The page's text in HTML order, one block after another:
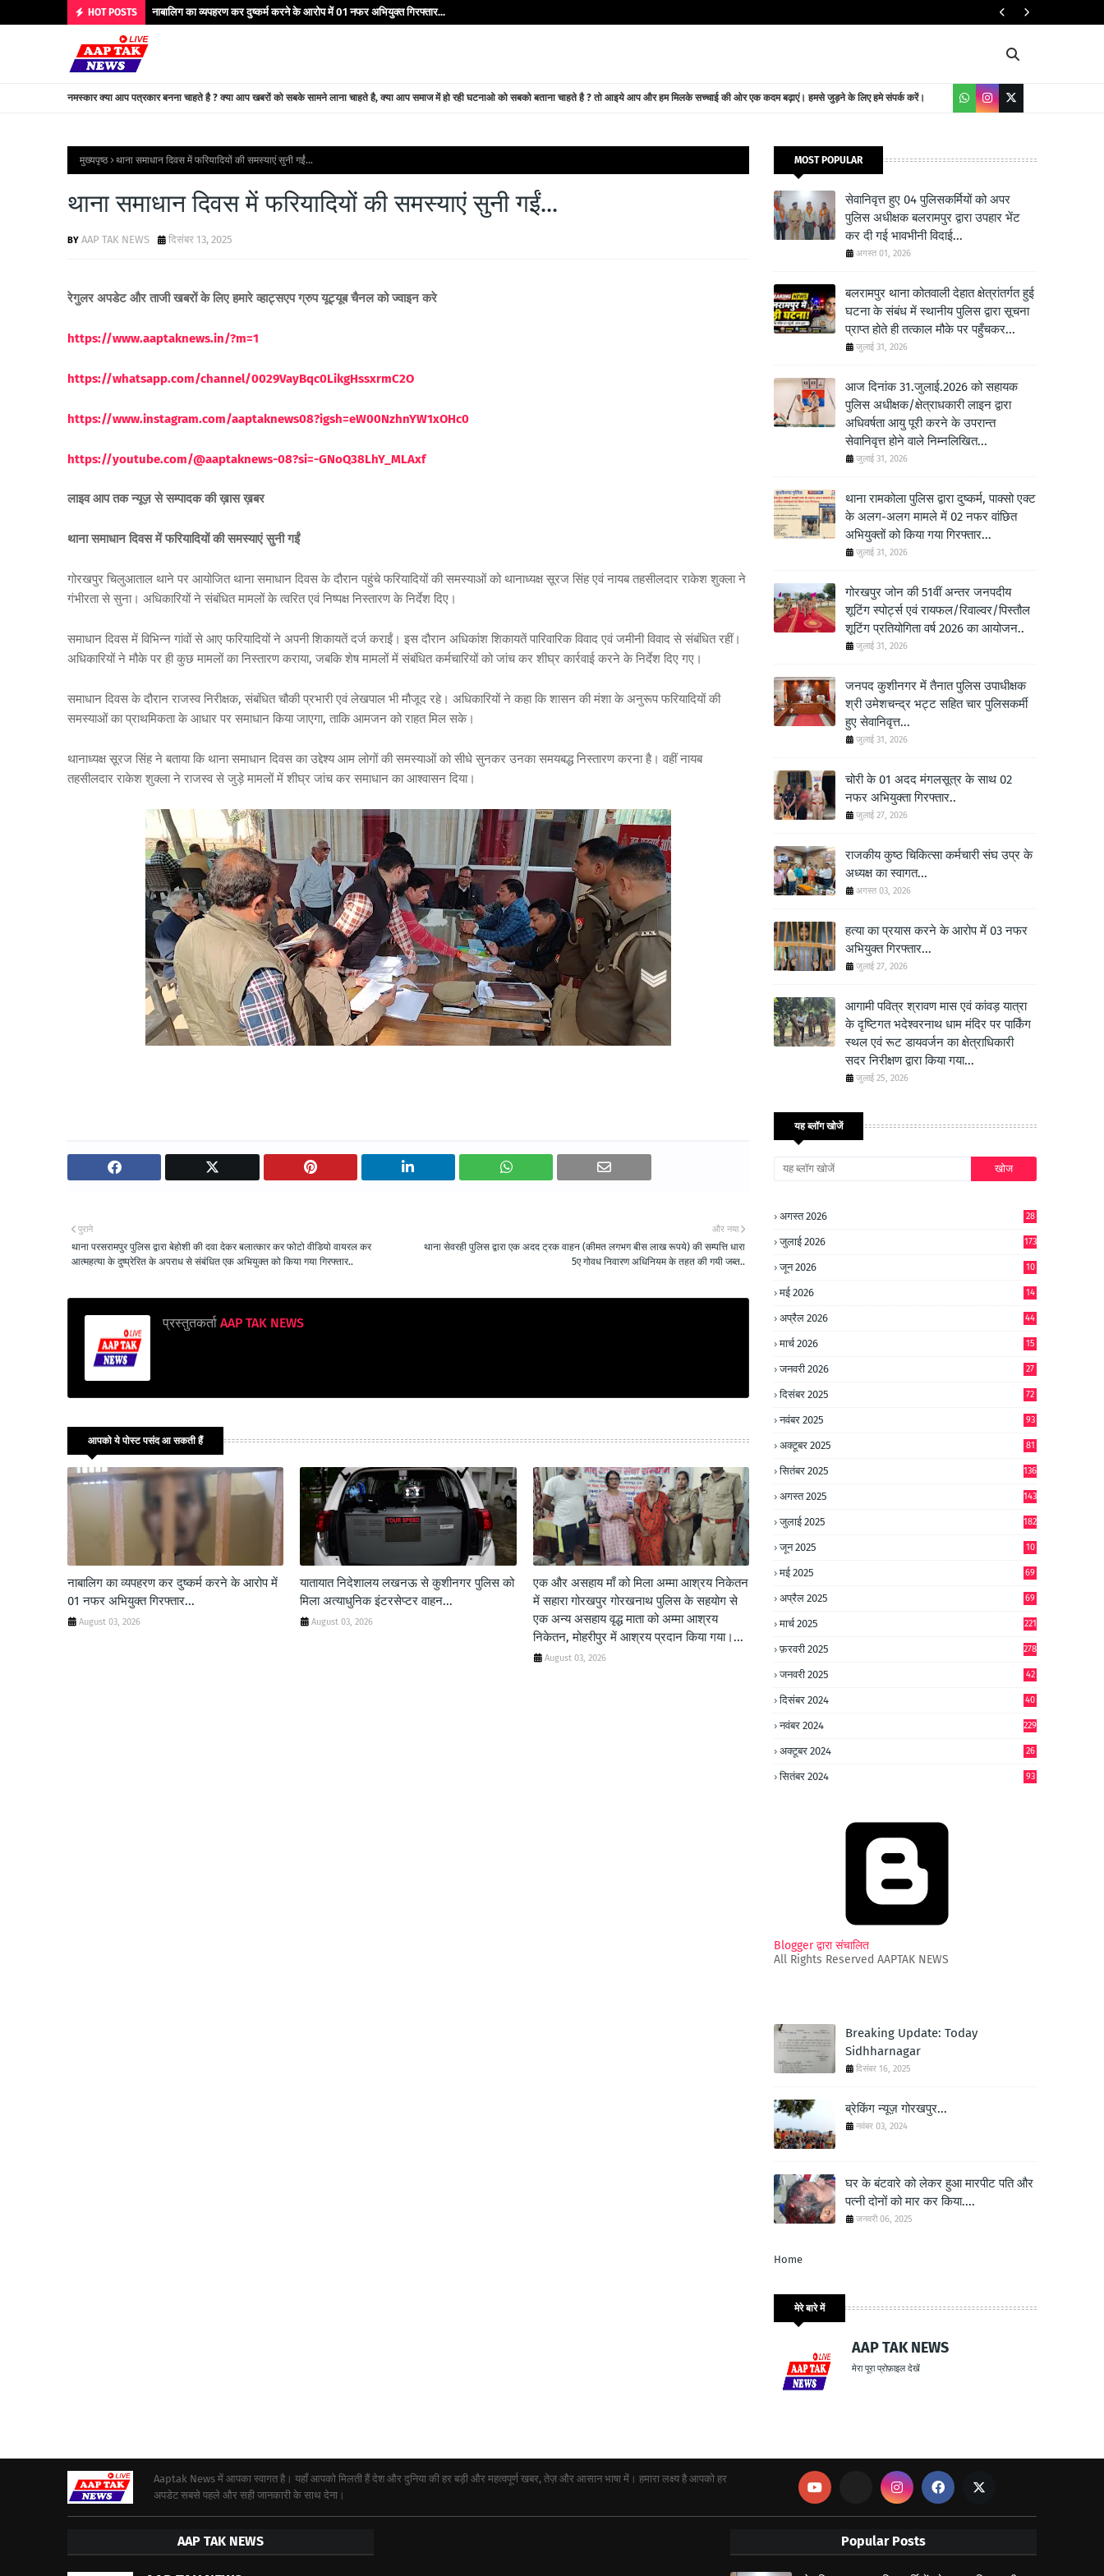
HOT POSTS नाबालिग का व्यपहरण कर दुष्कर्म करने के आरोप में 01 नफर अभियुक्त गिरफ्तार...
नमस्कार क्या आप पत्रकार बनना चाहते है ? क्या आप खबरों को सबके सामने लाना चाहते है, क्या आप समाज में हो रही घटनाओ को सबको बताना चाहते है ? तो आइये आप और हम मिलके सच्चाई की ओर एक कदम बढ़ाएं। हमसे जुड़ने के लिए हमे संपर्क करें।
मुख्यपृष्ठ थाना समाधान दिवस में फरियादियों की समस्याएं सुनी गईं...
थाना समाधान दिवस में फरियादियों की समस्याएं सुनी गईं...
AAP TAK NEWS दिसंबर 13, 2025
रेगुलर अपडेट और ताजी खबरों के लिए हमारे व्हाट्सएप ग्रुप यूट्यूब चैनल को ज्वाइन करे
https://www.aaptaknews.in/?m=1
https://whatsapp.com/channel/0029VayBqc0LikgHssxrmC2O
https://www.instagram.com/aaptaknews08?igsh=eW00NzhnYW1xOHc0
https://youtube.com/@aaptaknews-08?si=-GNoQ38LhY_MLAxf
लाइव आप तक न्यूज़ से सम्पादक की ख़ास ख़बर
थाना समाधान दिवस में फरियादियों की समस्याएं सुनी गईं
गोरखपुर चिलुआताल थाने पर आयोजित थाना समाधान दिवस के दौरान पहुंचे फरियादियों की समस्याओं को थानाध्यक्ष सूरज सिंह एवं नायब तहसीलदार राकेश शुक्ला ने
गंभीरता से सुना। अधिकारियों ने संबंधित मामलों के त्वरित एवं निष्पक्ष निस्तारण के निर्देश दिए।
समाधान दिवस में विभिन्न गांवों से आए फरियादियों ने अपनी शिकायतें दर्ज कराईं। इस दौरान अधिकांश शिकायतें पारिवारिक विवाद एवं जमीनी विवाद से संबंधित रहीं।
अधिकारियों ने मौके पर ही कुछ मामलों का निस्तारण कराया, जबकि शेष मामलों में संबंधित कर्मचारियों को जांच कर शीघ्र कार्रवाई करने के निर्देश दिए गए।
समाधान दिवस के दौरान राजस्व निरीक्षक, संबंधित चौकी प्रभारी एवं लेखपाल भी मौजूद रहे। अधिकारियों ने कहा कि शासन की मंशा के अनुरूप फरियादियों की
समस्याओं का प्राथमिकता के आधार पर समाधान किया जाएगा, ताकि आमजन को राहत मिल सके।
थानाध्यक्ष सूरज सिंह ने बताया कि थाना समाधान दिवस का उद्देश्य आम लोगों की समस्याओं को सीधे सुनकर उनका समयबद्ध निस्तारण करना है। वहीं नायब
तहसीलदार राकेश शुक्ला ने राजस्व से जुड़े मामलों में शीघ्र जांच कर समाधान का आश्वासन दिया।
और नया
थाना सेवरही पुलिस द्वारा एक अदद ट्रक वाहन (कीमत लगभग बीस लाख रूपये) की सम्पत्ति धारा
5ए गोवध निवारण अधिनियम के तहत की गयी जब्त..
पुराने
थाना परसरामपुर पुलिस द्वारा बेहोशी की दवा देकर बलात्कार कर फोटो वीडियो वायरल कर
आत्महत्या के दुष्प्रेरित के अपराध से संबंधित एक अभियुक्त को किया गया गिरफ्तार..
प्रस्तुतकर्ता AAP TAK NEWS
आपको ये पोस्ट पसंद आ सकती हैं
नाबालिग का व्यपहरण कर दुष्कर्म करने के आरोप में
01 नफर अभियुक्त गिरफ्तार...
August 03, 2026
यातायात निदेशालय लखनऊ से कुशीनगर पुलिस को
मिला अत्याधुनिक इंटरसेप्टर वाहन...
August 03, 2026
एक और असहाय माँ को मिला अम्मा आश्रय निकेतन
में सहारा गोरखपुर गोरखनाथ पुलिस के सहयोग से
एक अन्य असहाय वृद्ध माता को अम्मा आश्रय
निकेतन, मोहरीपुर में आश्रय प्रदान किया गया।...
August 03, 2026
MOST POPULAR
सेवानिवृत्त हुए 04 पुलिसकर्मियों को अपर
पुलिस अधीक्षक बलरामपुर द्वारा उपहार भेंट
कर दी गई भावभीनी विदाई...
अगस्त 01, 2026
बलरामपुर थाना कोतवाली देहात क्षेत्रांतर्गत हुई
घटना के संबंध में स्थानीय पुलिस द्वारा सूचना
प्राप्त होते ही तत्काल मौके पर पहुँचकर...
जुलाई 31, 2026
आज दिनांक 31.जुलाई.2026 को सहायक
पुलिस अधीक्षक/क्षेत्राधकारी लाइन द्वारा
अधिवर्षता आयु पूरी करने के उपरान्त
सेवानिवृत्त होने वाले निम्नलिखित...
जुलाई 31, 2026
थाना रामकोला पुलिस द्वारा दुष्कर्म, पाक्सो एक्ट
के अलग-अलग मामले में 02 नफर वांछित
अभियुक्तों को किया गया गिरफ्तार...
जुलाई 31, 2026
गोरखपुर जोन की 51वीं अन्तर जनपदीय
शूटिंग स्पोर्ट्स एवं रायफल/रिवाल्वर/पिस्तौल
शूटिंग प्रतियोगिता वर्ष 2026 का आयोजन..
जुलाई 31, 2026
जनपद कुशीनगर में तैनात पुलिस उपाधीक्षक
श्री उमेशचन्द्र भट्ट सहित चार पुलिसकर्मी
हुए सेवानिवृत्त...
जुलाई 31, 2026
चोरी के 01 अदद मंगलसूत्र के साथ 02
नफर अभियुक्ता गिरफ्तार..
जुलाई 27, 2026
राजकीय कुष्ठ चिकित्सा कर्मचारी संघ उप्र के
अध्यक्ष का स्वागत...
अगस्त 03, 2026
हत्या का प्रयास करने के आरोप में 03 नफर
अभियुक्त गिरफ्तार...
जुलाई 27, 2026
आगामी पवित्र श्रावण मास एवं कांवड़ यात्रा
के दृष्टिगत भदेश्वरनाथ धाम मंदिर पर पार्किंग
स्थल एवं रूट डायवर्जन का क्षेत्राधिकारी
सदर निरीक्षण द्वारा किया गया...
जुलाई 25, 2026
यह ब्लॉग खोजें
अगस्त 2026 28
जुलाई 2026 173
जून 2026
10
मई 2026
14
अप्रैल 2026 44
मार्च 2026 15
जनवरी 2026 27
दिसंबर 2025 72
नवंबर 2025 93
अक्टूबर 2025 81
सितंबर 2025 136
अगस्त 2025 143
जुलाई 2025 182
जून 2025
10
मई 2025 69
अप्रैल 2025 69
मार्च 2025 221
फ़रवरी 2025 278
जनवरी 2025
42
दिसंबर 2024
40
नवंबर 2024 229
अक्टूबर 2024
26
सितंबर 2024 93
Blogger द्वारा संचालित
All Rights Reserved AAPTAK NEWS
Breaking Update: Today
Sidhharnagar
दिसंबर 16, 2025
ब्रेकिंग न्यूज़ गोरखपुर...
नवंबर 03, 2024
घर के बंटवारे को लेकर हुआ मारपीट पति और
पत्नी दोनों को मार कर किया....
जनवरी 06, 2025
Home
मेरे बारे में
AAP TAK NEWS
मेरा पूरा प्रोफ़ाइल देखें
Aaptak News में आपका स्वागत है। यहाँ आपको मिलती हैं देश और दुनिया की हर बड़ी और महत्वपूर्ण खबर, तेज़ और आसान भाषा में। हमारा लक्ष्य है आपको हर
अपडेट सबसे पहले और सही जानकारी के साथ देना।
AAP TAK NEWS Popular Posts